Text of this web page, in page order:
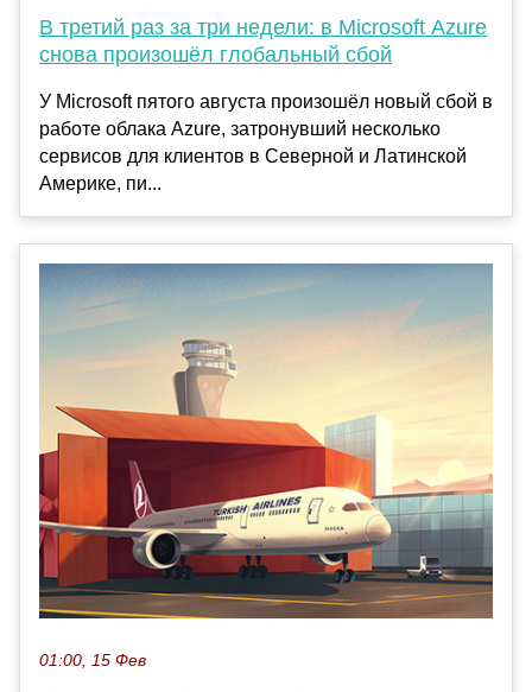
В третий раз за три недели: в Microsoft Azure
снова произошёл глобальный сбой
У Microsoft пятого августа произошёл новый сбой в
работе облака Azure, затронувший несколько
сервисов для клиентов в Северной и Латинской
Америке, пи...
01:00, 15 Фев